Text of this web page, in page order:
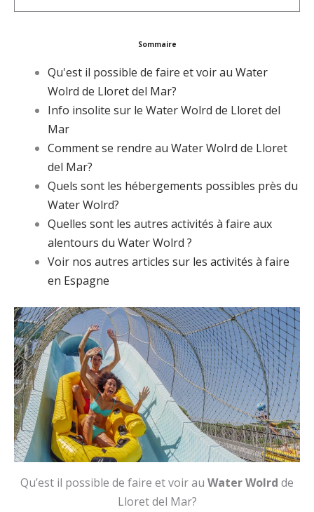
Sommaire
Qu'est il possible de faire et voir au Water
Wolrd de Lloret del Mar?
Info insolite sur le Water Wolrd de Lloret del
Mar
Comment se rendre au Water Wolrd de Lloret
del Mar?
Quels sont les hébergements possibles près du
Water Wolrd?
Quelles sont les autres activités à faire aux
alentours du Water Wolrd ?
Voir nos autres articles sur les activités à faire
en Espagne
Qu’est il possible de faire et voir au Water Wolrd de
Lloret del Mar?